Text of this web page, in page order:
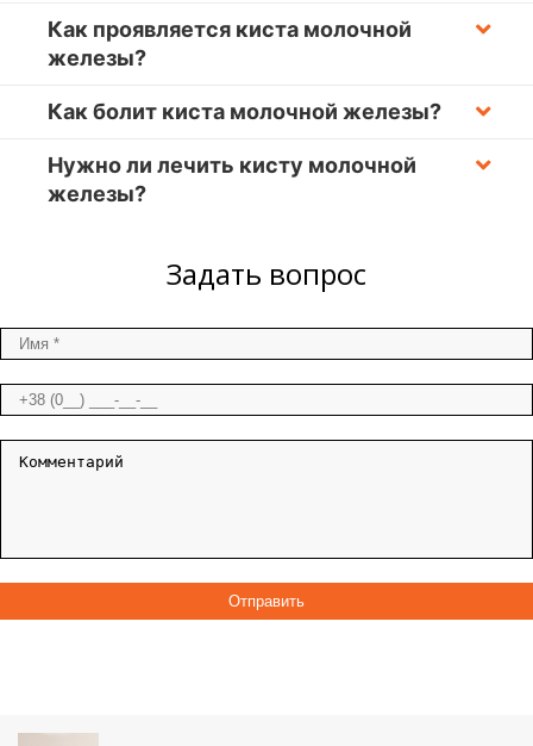
Как проявляется киста молочной
железы?
Как болит киста молочной железы?
Нужно ли лечить кисту молочной
железы?
Задать вопрос